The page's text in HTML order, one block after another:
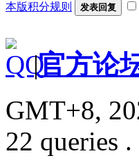
本版积分规则 发表回复
|官方论
GMT+8,
22 queries .